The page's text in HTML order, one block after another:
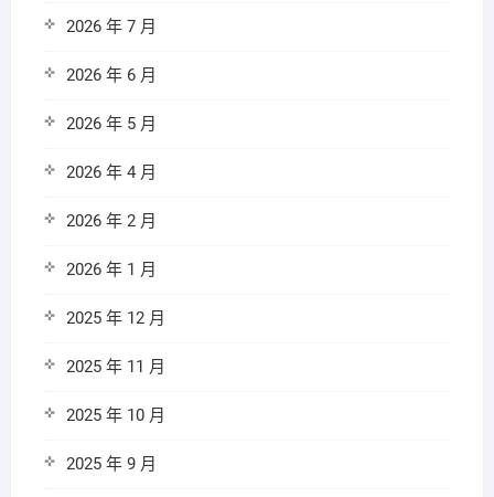
2026 年 7 月
2026 年 6 月
2026 年 5 月
2026 年 4 月
2026 年 2 月
2026 年 1 月
2025 年 12 月
2025 年 11 月
2025 年 10 月
2025 年 9 月